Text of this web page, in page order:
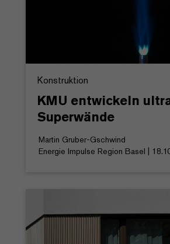
Konstruktion
KMU entwickeln
Superwände
Martin Gruber-Gschwind
Energie Impulse Region Basel |